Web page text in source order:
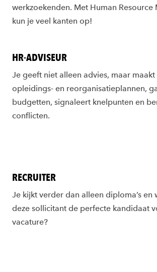
werkzoekenden. Met Human Resource
kun je veel kanten op!
HR-ADVISEUR
Je geeft niet alleen advies, maar
opleidings- en reorganisatieplannen,
budgetten, signaleert knelpunten en
conflicten.
RECRUITER
Je kijkt verder dan alleen diploma’s en
deze sollicitant de perfecte kandidaat
vacature?